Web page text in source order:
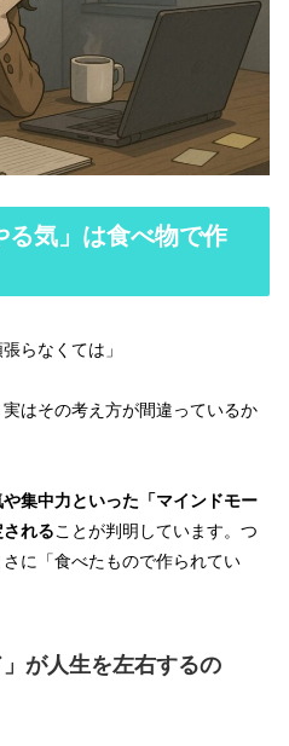
る気」は食べ物で作
らなくては」
はその考え方が間違っているか
集中力といった「マインドモー
れることが判明しています。つ
に「食べたもので作られてい
が人生を左右するの